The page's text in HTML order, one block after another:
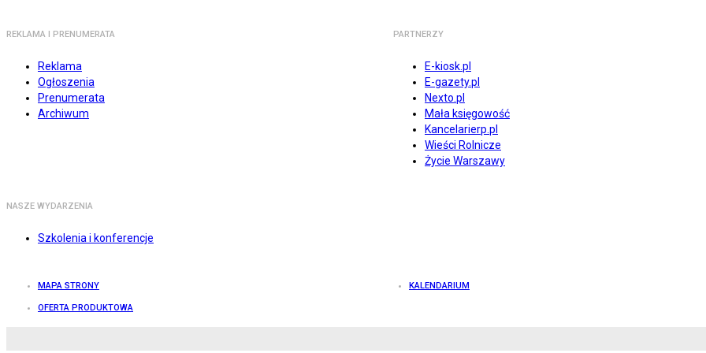
REKLAMA I PRENUMERATA
Reklama
Ogłoszenia
Prenumerata
Archiwum
PARTNERZY
E-kiosk.pl
E-gazety.pl
Nexto.pl
Mała księgowość
Kancelarierp.pl
Wieści Rolnicze
Życie Warszawy
NASZE WYDARZENIA
Szkolenia i konferencje
MAPA STRONY KALENDARIUM
OFERTA PRODUKTOWA